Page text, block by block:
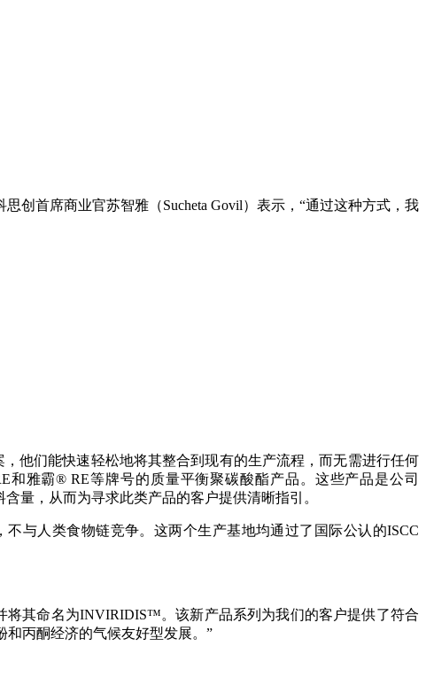
创首席商业官苏智雅（Sucheta Govil）表示，“通过这种方式，我
他们能快速轻松地将其整合到现有的生产流程，而无需进行任何
雅霸® RE等牌号的质量平衡聚碳酸酯产品。这些产品是公司
量，从而为寻求此类产品的客户提供清晰指引。
与人类食物链竞争。这两个生产基地均通过了国际公认的ISCC
将其命名为INVIRIDIS™。该新产品系列为我们的客户提供了符合
丙酮经济的气候友好型发展。”